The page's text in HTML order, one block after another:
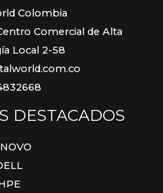
Colombia
Comercial de Alta
Local 2-58
DESTACADOS